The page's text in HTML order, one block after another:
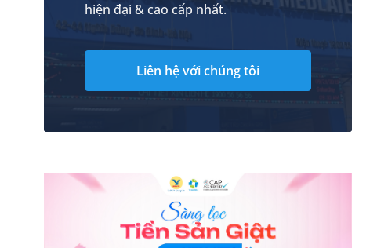
hiện đại & cao cấp nhất.
Liên hệ với chúng tôi